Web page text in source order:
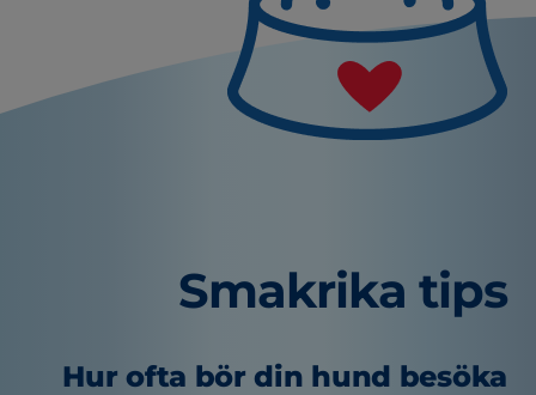
Smakrika tips
Hur ofta bör din hund besöka